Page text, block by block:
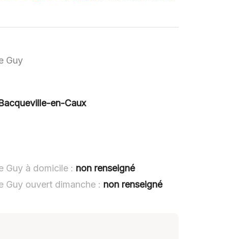
Guy
en-Caux
Guy à domicile : non renseigné
Guy ouvert dimanche : non renseigné